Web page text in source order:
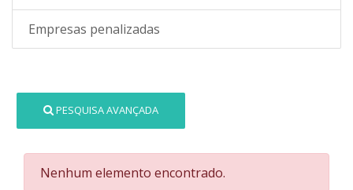
Empresas penalizadas
PESQUISA AVANÇADA
Nenhum elemento encontrado.